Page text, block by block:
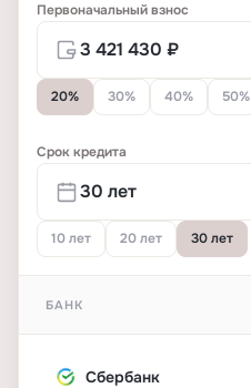
Первоначальный взнос
20% 30% 40% 50%
Срок кредита
10 лет 20 лет 30 лет
БАНК
Сбербанк